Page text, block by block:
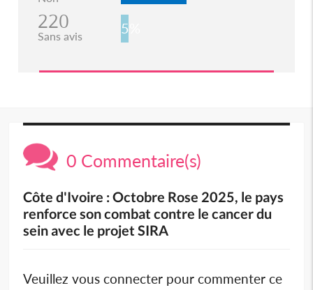
220
Sans avis 5%
0 Commentaire(s)
Côte d'Ivoire : Octobre Rose 2025, le pays
renforce son combat contre le cancer du
sein avec le projet SIRA
Veuillez vous connecter pour commenter ce